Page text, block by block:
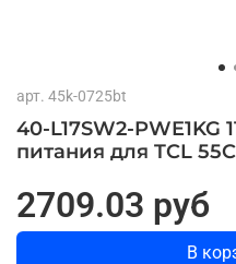
арт. 45k-0725bt
40-L17SW2-PWE1KG
питания для TCL
2709.03 руб
В